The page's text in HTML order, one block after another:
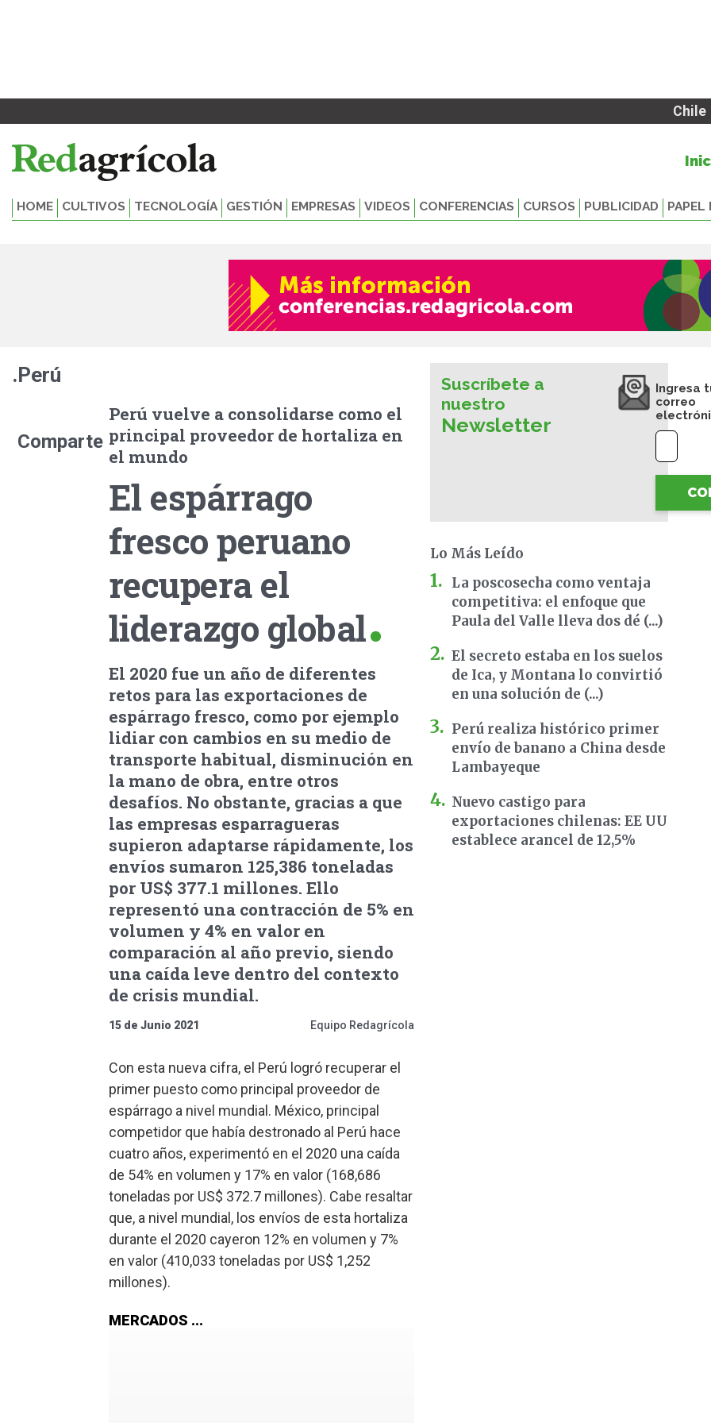
Chile
HOME CULTIVOS TECNOLOGÍA GESTIÓN EMPRESAS VIDEOS CONFERENCIAS CURSOS PUBLICIDAD PAPEL
.Perú
Comparte
Perú vuelve a consolidarse como el
principal proveedor de hortaliza en
el mundo
El espárrago
fresco peruano
recupera el
liderazgo global
El 2020 fue un año de diferentes
retos para las exportaciones de
espárrago fresco, como por ejemplo
lidiar con cambios en su medio de
transporte habitual, disminución en
la mano de obra, entre otros
desafíos. No obstante, gracias a que
las empresas esparragueras
supieron adaptarse rápidamente, los
envíos sumaron 125,386 toneladas
por US$ 377.1 millones. Ello
representó una contracción de 5% en
volumen y 4% en valor en
comparación al año previo, siendo
una caída leve dentro del contexto
de crisis mundial.
15 de Junio 2021 Equipo Redagrícola
Con esta nueva cifra, el Perú logró recuperar el
primer puesto como principal proveedor de
espárrago a nivel mundial. México, principal
competidor que había destronado al Perú hace
cuatro años, experimentó en el 2020 una caída
de 54% en volumen y 17% en valor (168,686
toneladas por US$ 372.7 millones). Cabe resaltar
que, a nivel mundial, los envíos de esta hortaliza
durante el 2020 cayeron 12% en volumen y 7%
en valor (410,033 toneladas por US$ 1,252
millones).
MERCADOS ...
Suscríbete a
nuestro
Newsletter
Ingresa
correo
Lo Más Leído
La poscosecha como ventaja
competitiva: el enfoque que
Paula del Valle lleva dos dé (...)
El secreto estaba en los suelos
de Ica, y Montana lo convirtió
en una solución de (...)
Perú realiza histórico primer
envío de banano a China desde
Lambayeque
Nuevo castigo para
exportaciones chilenas: EE UU
establece arancel de 12,5%